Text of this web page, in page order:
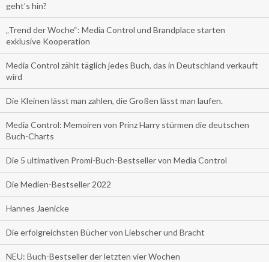
geht’s hin?
„Trend der Woche“: Media Control und Brandplace starten
exklusive Kooperation
Media Control zählt täglich jedes Buch, das in Deutschland verkauft
wird
Die Kleinen lässt man zahlen, die Großen lässt man laufen.
Media Control: Memoiren von Prinz Harry stürmen die deutschen
Buch-Charts
Die 5 ultimativen Promi-Buch-Bestseller von Media Control
Die Medien-Bestseller 2022
Hannes Jaenicke
Die erfolgreichsten Bücher von Liebscher und Bracht
NEU: Buch-Bestseller der letzten vier Wochen